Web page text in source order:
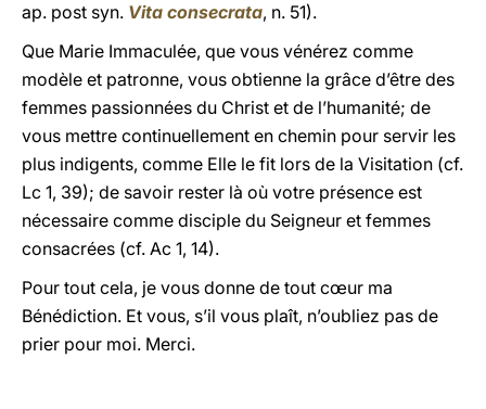
ap. post syn. Vita consecrata, n. 51).
Que Marie Immaculée, que vous vénérez comme
modèle et patronne, vous obtienne la grâce d’être des
femmes passionnées du Christ et de l’humanité; de
vous mettre continuellement en chemin pour servir les
plus indigents, comme Elle le fit lors de la Visitation (cf.
Lc 1, 39); de savoir rester là où votre présence est
nécessaire comme disciple du Seigneur et femmes
consacrées (cf. Ac 1, 14).
Pour tout cela, je vous donne de tout cœur ma
Bénédiction. Et vous, s’il vous plaît, n’oubliez pas de
prier pour moi. Merci.